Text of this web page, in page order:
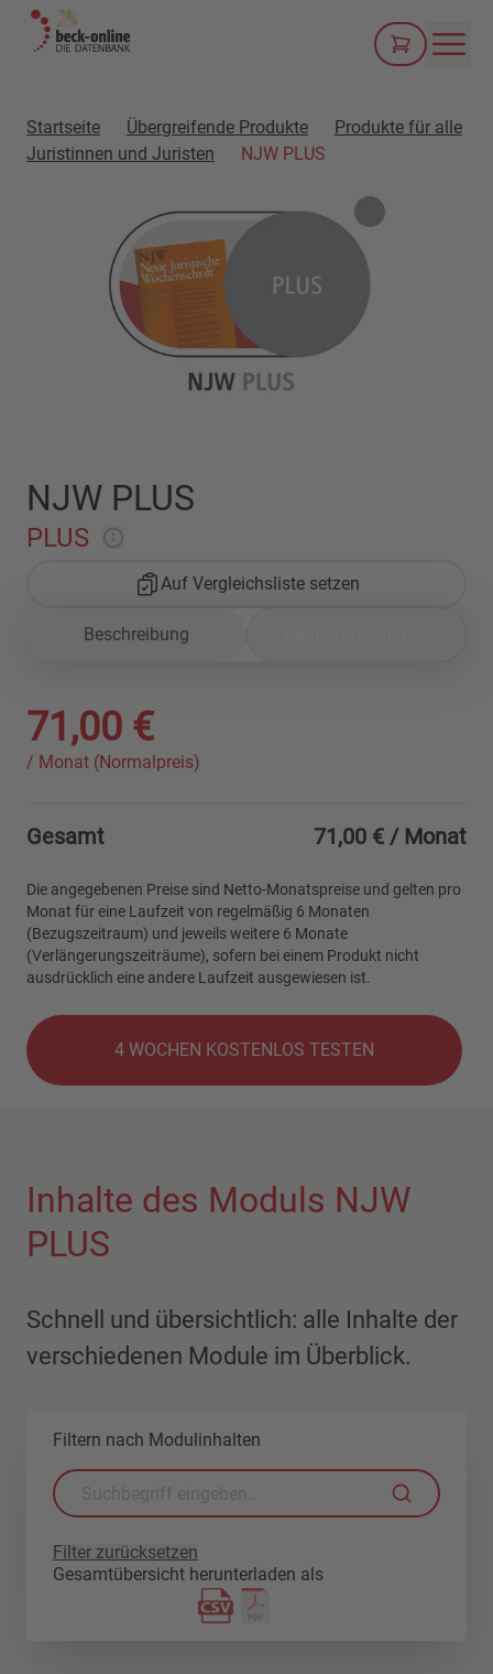
Startseite Übergreifende Produkte
Produkte für alle
Juristinnen und Juristen
NJW PLUS
NJW PLUS
PLUS
Auf Vergleichsliste setzen
Beschreibung
71,00 €
/ Monat (Normalpreis)
Gesamt 71,00 € / Monat
Die angegebenen Preise sind Netto-Monatspreise und gelten pro
Monat für eine Laufzeit von regelmäßig 6 Monaten
(Bezugszeitraum) und jeweils weitere 6 Monate
(Verlängerungszeiträume), sofern bei einem Produkt nicht
ausdrücklich eine andere Laufzeit ausgewiesen ist.
4 WOCHEN KOSTENLOS TESTEN
Inhalte des Moduls NJW
PLUS
Schnell und übersichtlich: alle Inhalte der
verschiedenen Module im Überblick.
Filtern nach Modulinhalten
Filter zurücksetzen
Gesamtübersicht herunterladen als